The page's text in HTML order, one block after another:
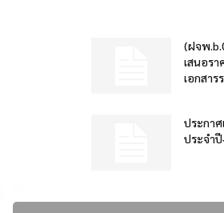
(ฝจพ
เสนอรา
เอกสาร
ประกา
ประจำ